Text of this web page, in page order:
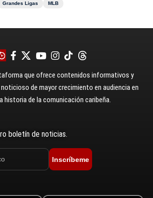
Grandes Ligas MLB
que ofrece contenidos informativos y
de mayor crecimiento en audiencia en
historia de la comunicación caribeña.
boletín de noticias.
Inscríbeme